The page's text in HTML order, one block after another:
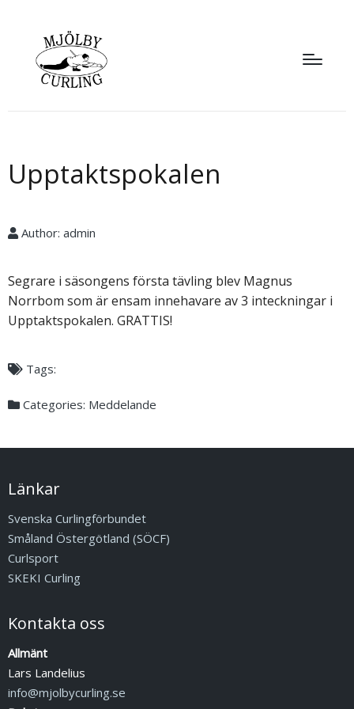
Upptaktspokalen
Author: admin
Segrare i säsongens första tävling blev Magnus
Norrbom som är ensam innehavare av 3 inteckningar i
Upptaktspokalen. GRATTIS!
Tags:
Categories: Meddelande
Länkar
Svenska Curlingförbundet
Småland Östergötland (SÖCF)
Curlsport
SKEKI Curling
Kontakta oss
Allmänt
Lars Landelius
info@mjolbycurling.se